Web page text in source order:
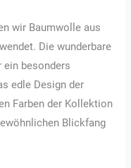
wir Baumwolle aus
Die wunderbare
besonders
edle Design der
Farben der Kollektion
Blickfang